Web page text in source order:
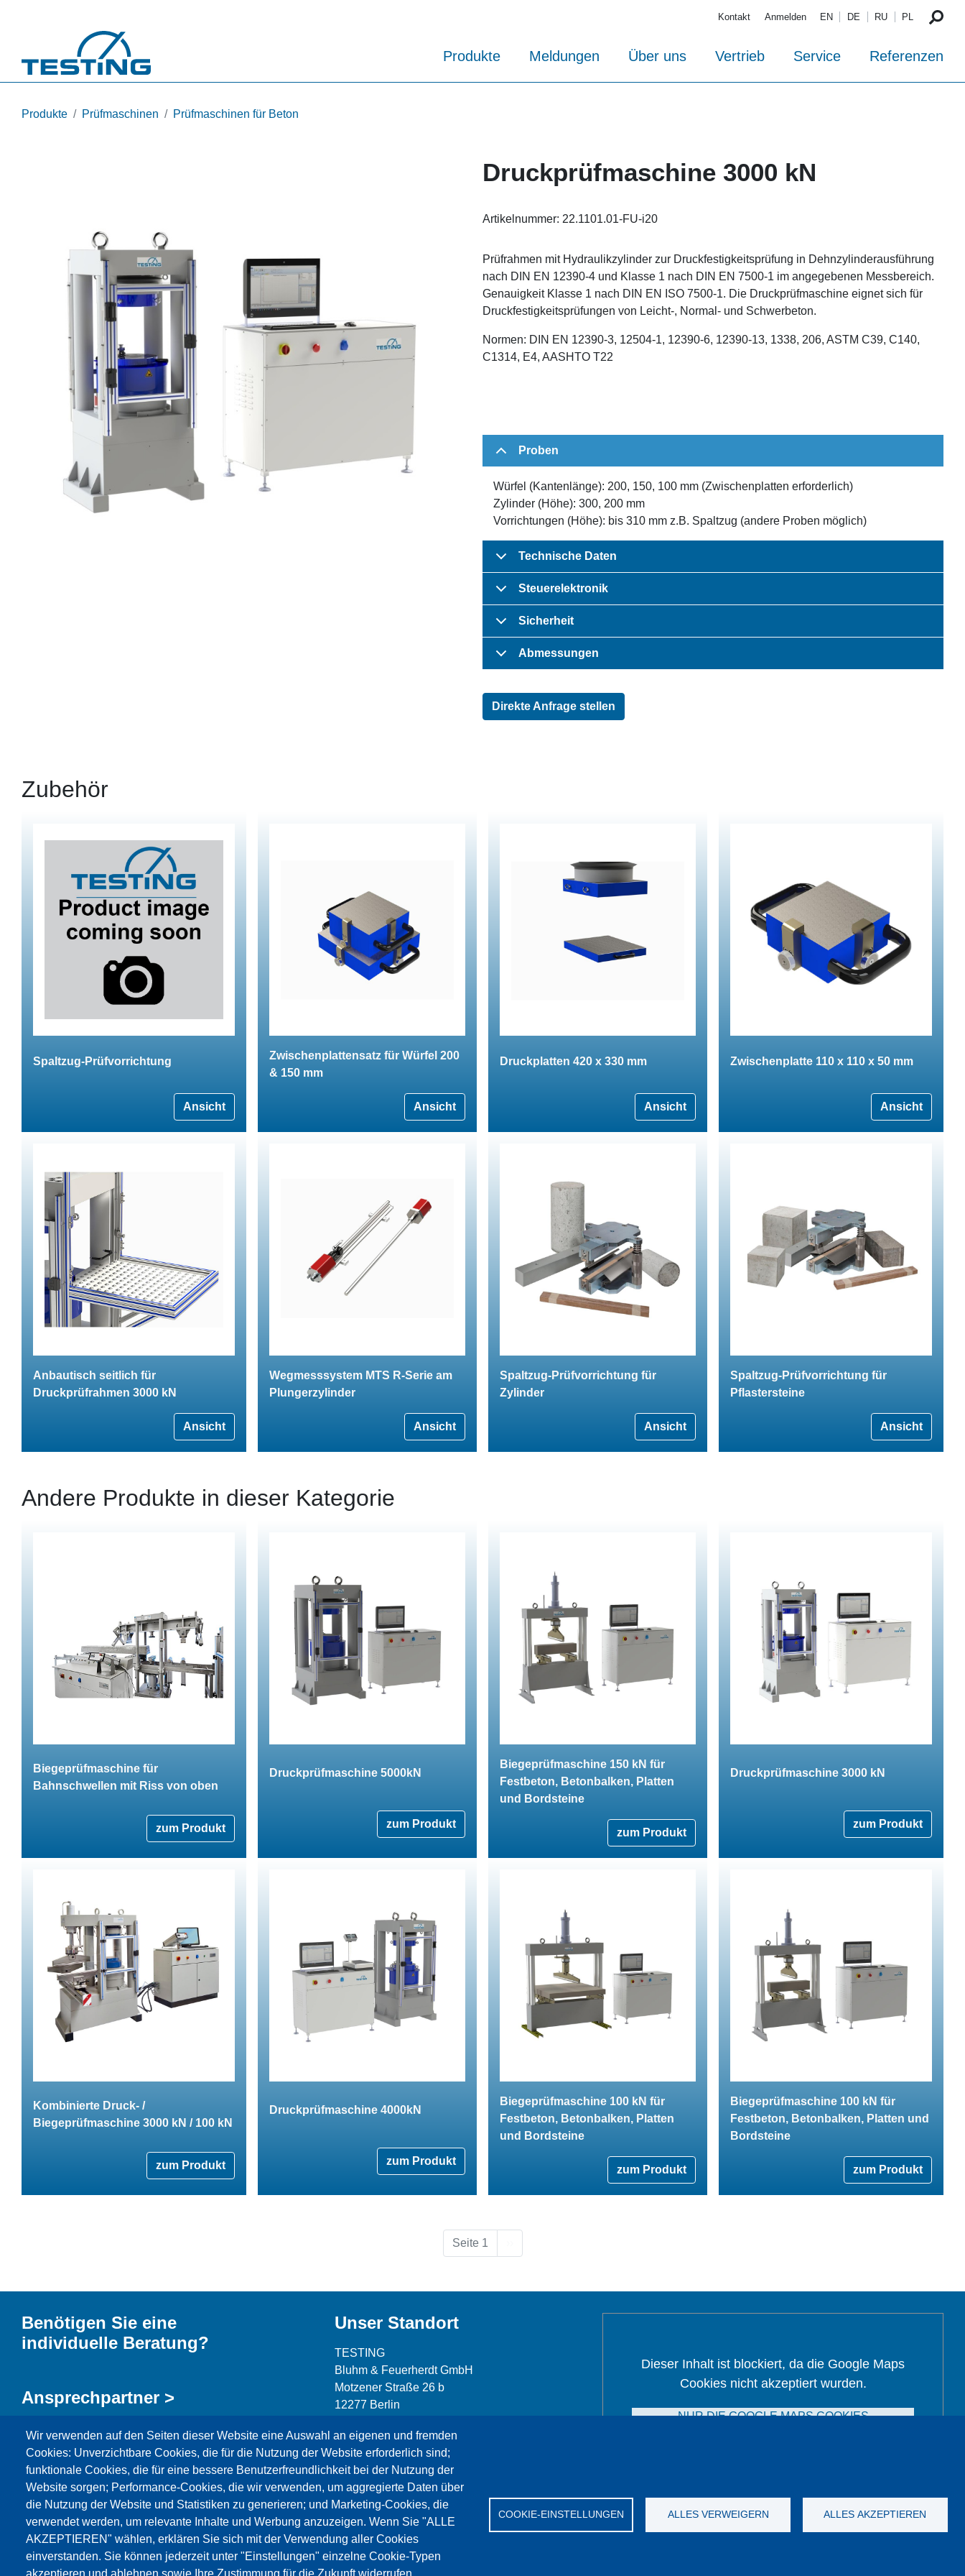
Kontakt Anmelden EN DE RU PL
Produkte Meldungen Über uns Vertrieb Service Referenzen
Produkte Prüfmaschinen Prüfmaschinen für Beton
Druckprüfmaschine 3000 kN
Artikelnummer: 22.1101.01-FU-i20
Prüfrahmen mit Hydraulikzylinder zur Druckfestigkeitsprüfung in Dehnzylinderausführung
nach DIN EN 12390-4 und Klasse 1 nach DIN EN 7500-1 im angegebenen Messbereich.
Genauigkeit Klasse 1 nach DIN EN ISO 7500-1. Die Druckprüfmaschine eignet sich für
Druckfestigkeitsprüfungen von Leicht-, Normal- und Schwerbeton.
Normen: DIN EN 12390-3, 12504-1, 12390-6, 12390-13, 1338, 206, ASTM C39, C140,
C1314, E4, AASHTO T22
Proben
Würfel (Kantenlänge): 200, 150, 100 mm (Zwischenplatten erforderlich)
Zylinder (Höhe): 300, 200 mm
Vorrichtungen (Höhe): bis 310 mm z.B. Spaltzug (andere Proben möglich)
Technische Daten
Steuerelektronik
Sicherheit
Abmessungen
Direkte Anfrage stellen
Zubehör
Spaltzug-Prüfvorrichtung
Ansicht
Zwischenplattensatz für Würfel 200
& 150 mm
Ansicht
Druckplatten 420 x 330 mm
Ansicht
Zwischenplatte 110 x 110 x 50 mm
Ansicht
Anbautisch seitlich für
Druckprüfrahmen 3000 kN
Ansicht
Wegmesssystem MTS R-Serie am
Plungerzylinder
Ansicht
Spaltzug-Prüfvorrichtung für
Zylinder
Ansicht
Spaltzug-Prüfvorrichtung für
Pflastersteine
Ansicht
Andere Produkte in dieser Kategorie
Biegeprüfmaschine für
Bahnschwellen mit Riss von oben
zum Produkt
Druckprüfmaschine 5000kN
zum Produkt
Biegeprüfmaschine 150 kN für
Festbeton, Betonbalken, Platten
und Bordsteine
zum Produkt
Druckprüfmaschine 3000 kN
zum Produkt
Kombinierte Druck- /
Biegeprüfmaschine 3000 kN / 100 kN
zum Produkt
Druckprüfmaschine 4000kN
zum Produkt
Biegeprüfmaschine 100 kN für
Festbeton, Betonbalken, Platten
und Bordsteine
zum Produkt
Biegeprüfmaschine 100 kN für
Festbeton, Betonbalken, Platten und
Bordsteine
zum Produkt
Seite 1
Wir verwenden auf den Seiten dieser Website eine Auswahl an eigenen und fremden
Cookies: Unverzichtbare Cookies, die für die Nutzung der Website erforderlich sind;
funktionale Cookies, die für eine bessere Benutzerfreundlichkeit bei der Nutzung der
Website sorgen; Performance-Cookies, die wir verwenden, um aggregierte Daten über
die Nutzung der Website und Statistiken zu generieren; und Marketing-Cookies, die
verwendet werden, um relevante Inhalte und Werbung anzuzeigen. Wenn Sie "ALLE
AKZEPTIEREN" wählen, erklären Sie sich mit der Verwendung aller Cookies
einverstanden. Sie können jederzeit unter "Einstellungen" einzelne Cookie-Typen
COOKIE-EINSTELLUNGEN ALLES VERWEIGERN ALLES AKZEPTIEREN
Benötigen Sie eine
individuelle Beratung?
Ansprechpartner >
Kontaktformular >
Unser Standort
TESTING
Bluhm & Feuerherdt GmbH
Motzener Straße 26 b
12277 Berlin
Telefax: +49 30 7109645-98
info@testing.de
Dieser Inhalt ist blockiert, da die Google Maps
Cookies nicht akzeptiert wurden.
NUR DIE GOOGLE MAPS COOKIES
Service